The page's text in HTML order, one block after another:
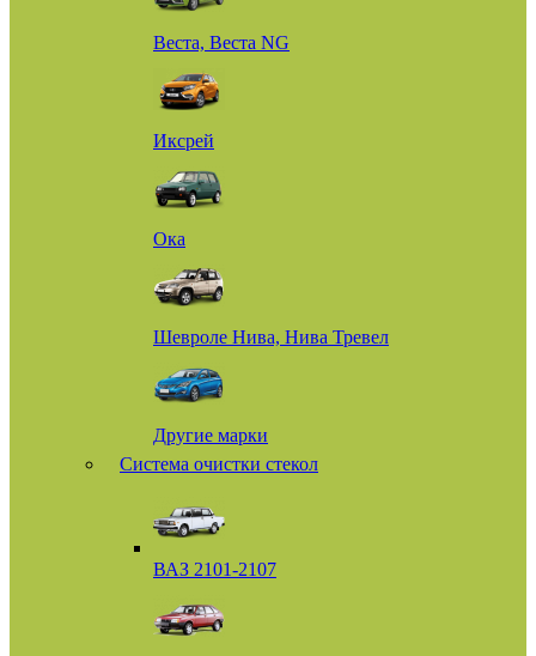
Веста, Веста NG
Иксрей
Ока
Шевроле Нива, Нива Тревел
Другие марки
Система очистки стекол
ВАЗ 2101-2107